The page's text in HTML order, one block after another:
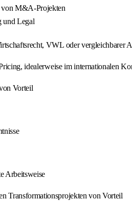
von M&A-Projekten
und Legal
VWL oder vergleichbarer
idealerweise im internationalen
Vorteil
Arbeitsweise
Transformationsprojekten von Vorteil